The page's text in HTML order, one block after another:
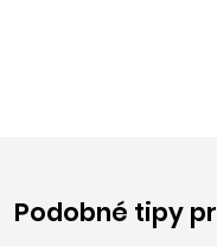
Podobné tipy